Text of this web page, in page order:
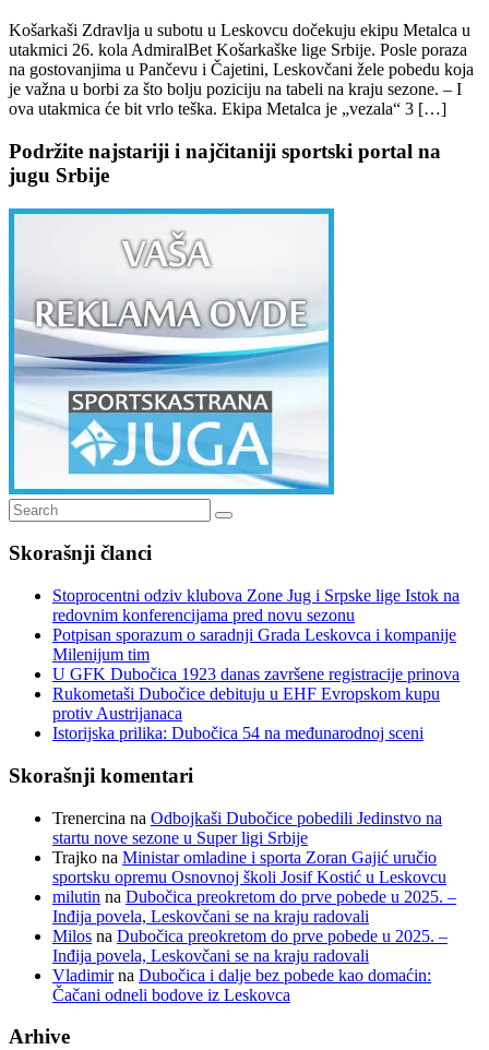
Košarkaši Zdravlja u subotu u Leskovcu dočekuju ekipu Metalca u
utakmici 26. kola AdmiralBet Košarkaške lige Srbije. Posle poraza
na gostovanjima u Pančevu i Čajetini, Leskovčani žele pobedu koja
je važna u borbi za što bolju poziciju na tabeli na kraju sezone. – I
ova utakmica će bit vrlo teška. Ekipa Metalca je „vezala“ 3 […]
Podržite najstariji i najčitaniji sportski portal na
jugu Srbije
Search
for:
Search
Skorašnji članci
Stoprocentni odziv klubova Zone Jug i Srpske lige Istok na
redovnim konferencijama pred novu sezonu
Potpisan sporazum o saradnji Grada Leskovca i kompanije
Milenijum tim
U GFK Dubočica 1923 danas završene registracije prinova
Rukometaši Dubočice debituju u EHF Evropskom kupu
protiv Austrijanaca
Istorijska prilika: Dubočica 54 na međunarodnoj sceni
Skorašnji komentari
Trenercina na Odbojkaši Dubočice pobedili Jedinstvo na
startu nove sezone u Super ligi Srbije
Trajko na Ministar omladine i sporta Zoran Gajić uručio
sportsku opremu Osnovnoj školi Josif Kostić u Leskovcu
milutin na Dubočica preokretom do prve pobede u 2025. –
Inđija povela, Leskovčani se na kraju radovali
Milos na Dubočica preokretom do prve pobede u 2025. –
Inđija povela, Leskovčani se na kraju radovali
Vladimirna Dubočica i dalje bez pobede kao domaćin:
Čačani odneli bodove iz Leskovca
Arhive